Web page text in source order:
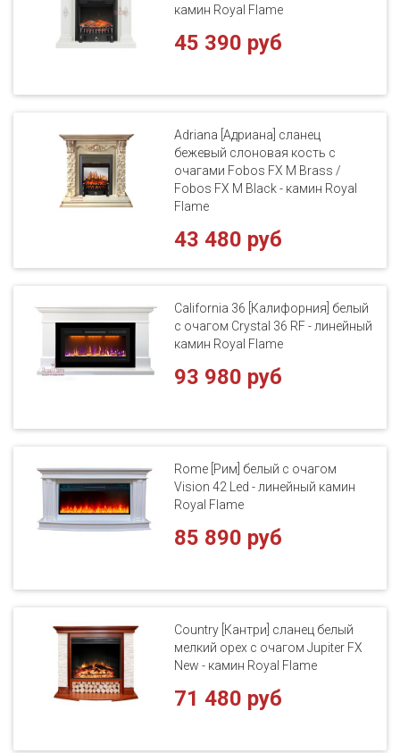
камин Royal Flame
45 390 руб
Adriana [Адриана] сланец
бежевый слоновая кость с
очагами Fobos FX M Brass /
Fobos FX M Black - камин Royal
Flame
43 480 руб
California 36 [Калифорния] белый
с очагом Crystal 36 RF - линейный
камин Royal Flame
93 980 руб
Rome [Рим] белый с очагом
Vision 42 Led - линейный камин
Royal Flame
85 890 руб
Country [Кантри] сланец белый
мелкий орех с очагом Jupiter FX
New - камин Royal Flame
71 480 руб